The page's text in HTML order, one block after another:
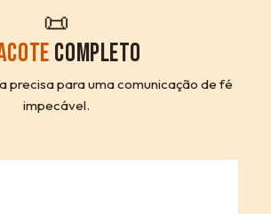
📜
COMPLETO
precisa para uma comunicação de fé
impecável.